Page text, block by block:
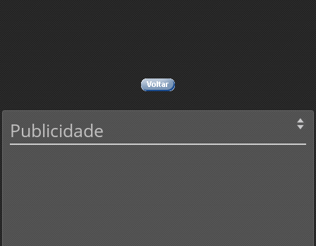
Publicidade